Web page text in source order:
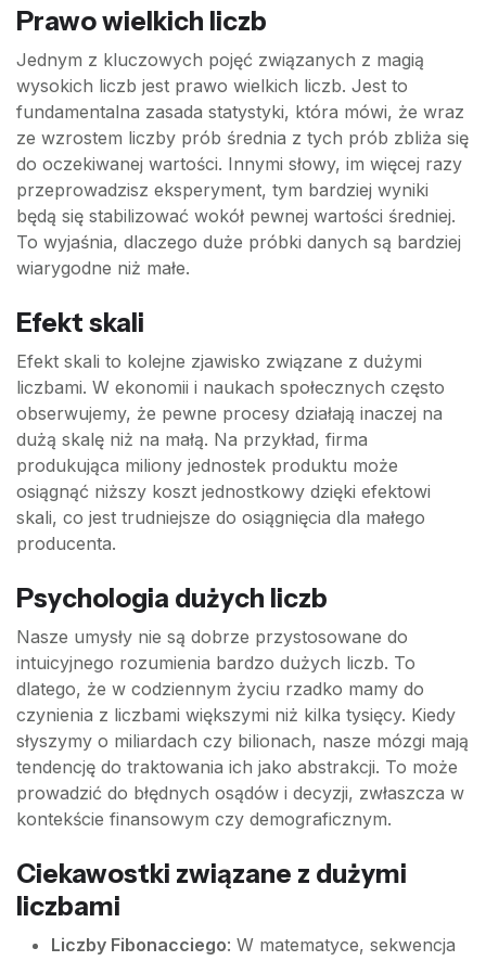
Prawo wielkich liczb
Jednym z kluczowych pojęć związanych z magią
wysokich liczb jest prawo wielkich liczb. Jest to
fundamentalna zasada statystyki, która mówi, że wraz
ze wzrostem liczby prób średnia z tych prób zbliża się
do oczekiwanej wartości. Innymi słowy, im więcej razy
przeprowadzisz eksperyment, tym bardziej wyniki
będą się stabilizować wokół pewnej wartości średniej.
To wyjaśnia, dlaczego duże próbki danych są bardziej
wiarygodne niż małe.
Efekt skali
Efekt skali to kolejne zjawisko związane z dużymi
liczbami. W ekonomii i naukach społecznych często
obserwujemy, że pewne procesy działają inaczej na
dużą skalę niż na małą. Na przykład, firma
produkująca miliony jednostek produktu może
osiągnąć niższy koszt jednostkowy dzięki efektowi
skali, co jest trudniejsze do osiągnięcia dla małego
producenta.
Psychologia dużych liczb
Nasze umysły nie są dobrze przystosowane do
intuicyjnego rozumienia bardzo dużych liczb. To
dlatego, że w codziennym życiu rzadko mamy do
czynienia z liczbami większymi niż kilka tysięcy. Kiedy
słyszymy o miliardach czy bilionach, nasze mózgi mają
tendencję do traktowania ich jako abstrakcji. To może
prowadzić do błędnych osądów i decyzji, zwłaszcza w
kontekście finansowym czy demograficznym.
Ciekawostki związane z dużymi
liczbami
Liczby Fibonacciego: W matematyce, sekwencja